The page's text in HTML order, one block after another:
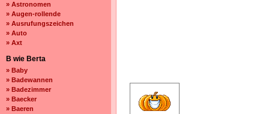
» Astronomen
» Augen-rollende
» Ausrufungszeichen
» Auto
» Axt
B wie Berta
» Baby
» Badewannen
» Badezimmer
» Baecker
» Baeren